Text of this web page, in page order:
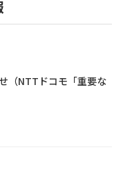
（NTTドコモ「重要な